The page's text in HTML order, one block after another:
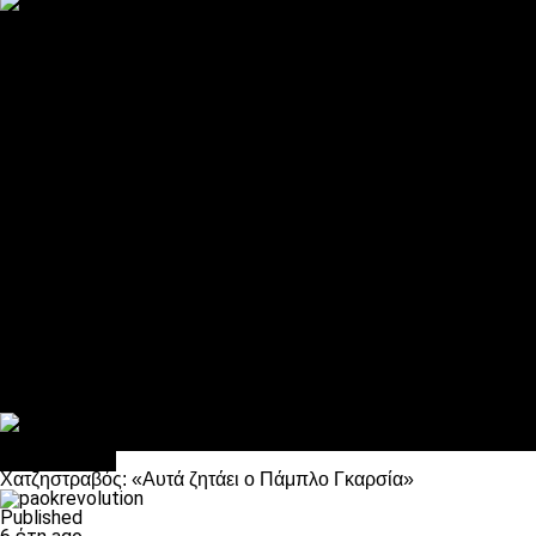
Χατζηστραβός: «Αυτά ζητάει ο Πάμπλο Γκαρσία»
Published